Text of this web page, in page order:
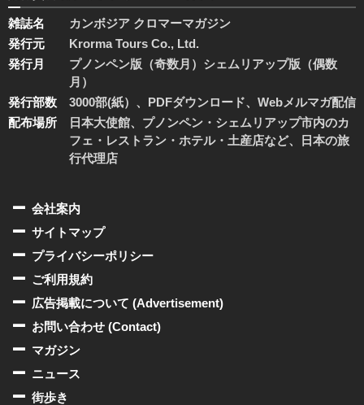
雑誌名
カンボジア クロマーマガジン
発行元
Krorma Tours Co., Ltd.
発行月
プノンペン版（奇数月）シェムリアップ版（偶数
月）
発行部数
3000部(紙）、PDFダウンロード、Webメルマガ配信
配布場所
日本大使館、プノンペン・シェムリアップ市内のカ
フェ・レストラン・ホテル・土産店など、日本の旅
行代理店
会社案内
サイトマップ
プライバシーポリシー
ご利用規約
広告掲載について (Advertisement)
お問い合わせ (Contact)
マガジン
ニュース
街歩き